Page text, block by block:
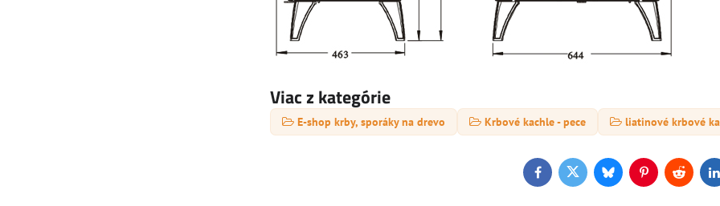
Viac z kategórie
E-shop krby, sporáky na drevo Krbové kachle - pece liatinové krbové
FacebookTwitterBlueskyPinterestReddit